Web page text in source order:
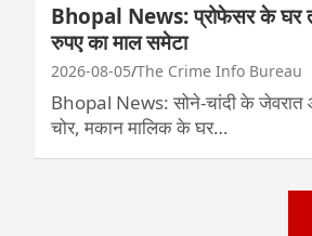
Bhopal News: प्रोफेसर के घर
रुपए का माल समेटा
2026-08-05 The Crime Info Bureau
Bhopal News: सोने-चांदी के जेवरात
चोर, मकान मालिक के घर…